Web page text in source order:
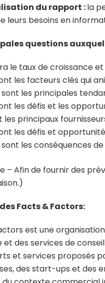
du rapport :la
leurs besoins en
questions
le taux de croissance
les facteurs clés qui
sont les principales
les défis et les
les principaux
les défis et
les conséquences
– Afin de fournir des
Facts & Factors:
est une
des services de
et services proposés
des start-ups et des